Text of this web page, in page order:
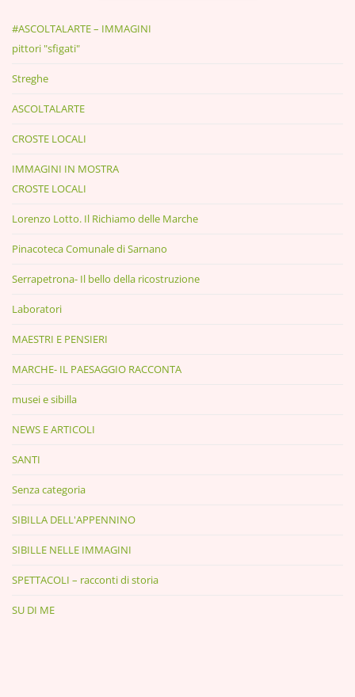
#ASCOLTALARTE – IMMAGINI
pittori "sfigati"
Streghe
ASCOLTALARTE
CROSTE LOCALI
IMMAGINI IN MOSTRA
CROSTE LOCALI
Lorenzo Lotto. Il Richiamo delle Marche
Pinacoteca Comunale di Sarnano
Serrapetrona- Il bello della ricostruzione
Laboratori
MAESTRI E PENSIERI
MARCHE- IL PAESAGGIO RACCONTA
musei e sibilla
NEWS E ARTICOLI
SANTI
Senza categoria
SIBILLA DELL'APPENNINO
SIBILLE NELLE IMMAGINI
SPETTACOLI – racconti di storia
SU DI ME